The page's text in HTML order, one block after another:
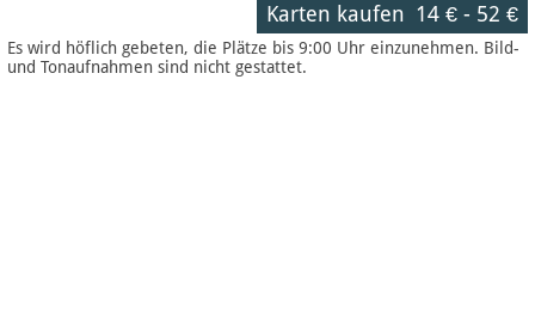
Karten kaufen 14 €- 52 €
Es wird höflich gebeten, die Plätze bis 9:00 Uhr einzunehmen. Bild-
und Tonaufnahmen sind nicht gestattet.